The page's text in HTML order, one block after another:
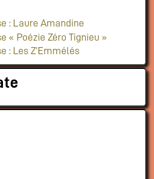
: Laure Amandine
« Poézie Zéro Tignieu »
: Les Z’Emmélés